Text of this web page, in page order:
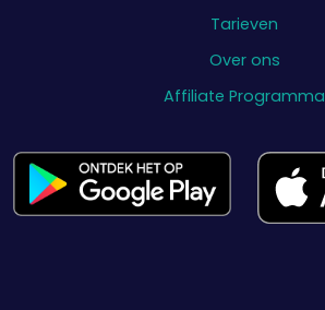
Tarieven
Over ons
Affiliate Programma